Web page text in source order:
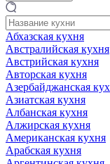
Абхазская кухня
Австралийская кухня
Австрийская кухня
Авторская кухня
Азербайджанская
Азиатская кухня
Албанская кухня
Алжирская кухня
Американская кухня
Арабская кухня